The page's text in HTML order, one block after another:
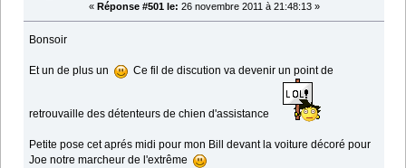
« Réponse #501 le: 26 novembre 2011 à 21:48:13 »
Bonsoir
Et un de plus un Ce fil de discution va devenir un point de
retrouvaille des détenteurs de chien d'assistance
Petite pose cet aprés midi pour mon Bill devant la voiture décoré pour
Joe notre marcheur de l'extrême